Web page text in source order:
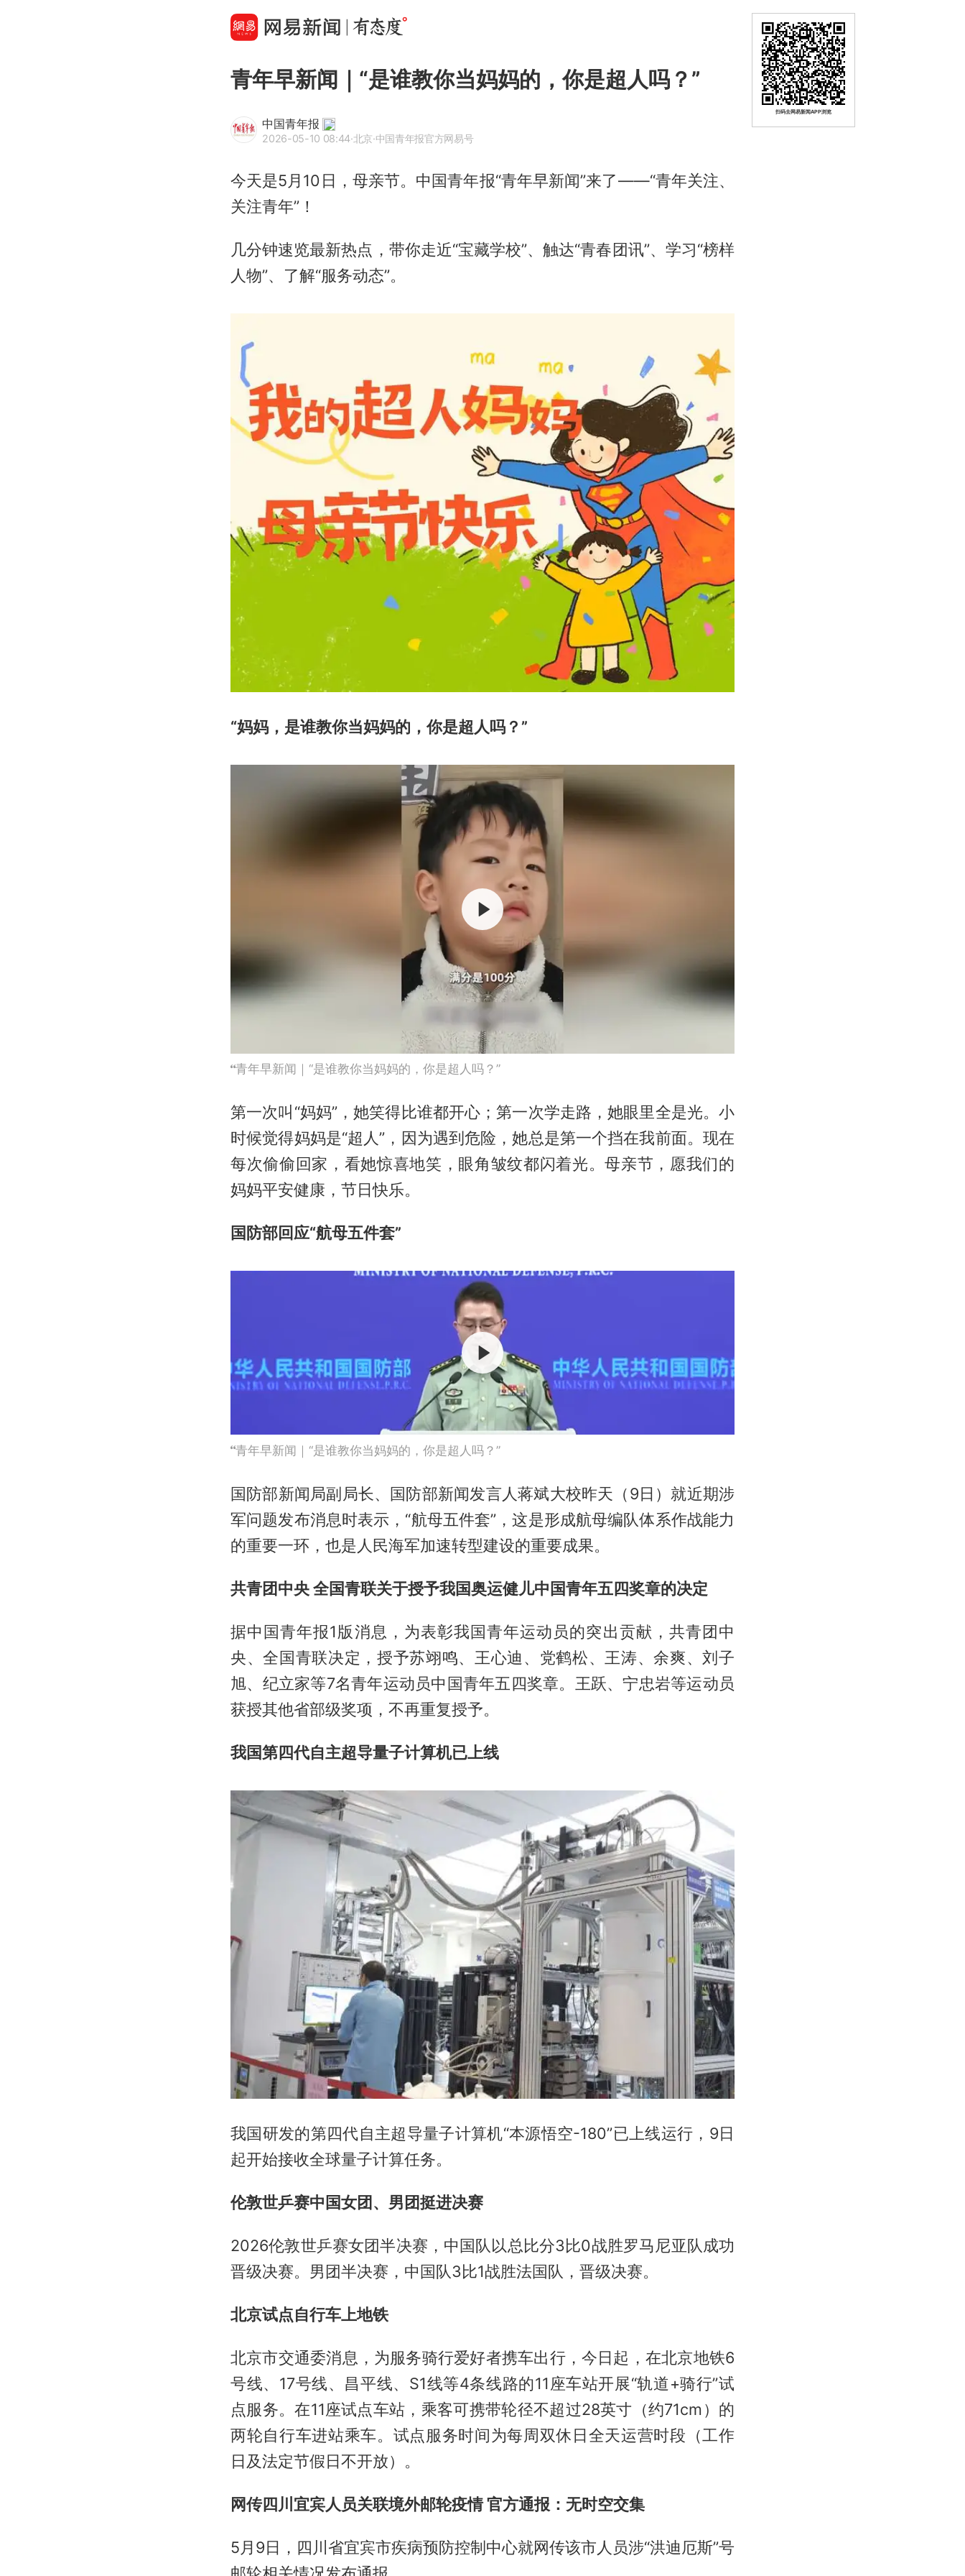
青年早新闻｜“是谁教你当妈妈的，你是超人吗？”
中国青年报
2026-05-10 08:44·北京·中国青年报官方网易号
今天是5月10日，母亲节。中国青年报“青年早新闻”来了——“青年关注、
关注青年”！
几分钟速览最新热点，带你走近“宝藏学校”、触达“青春团讯”、学习“榜样
人物”、了解“服务动态”。
“妈妈，是谁教你当妈妈的，你是超人吗？”
青年早新闻｜“是谁教你当妈妈的，你是超人吗？”
第一次叫“妈妈”，她笑得比谁都开心；第一次学走路，她眼里全是光。小
时候觉得妈妈是“超人”，因为遇到危险，她总是第一个挡在我前面。现在
每次偷偷回家，看她惊喜地笑，眼角皱纹都闪着光。母亲节，愿我们的
妈妈平安健康，节日快乐。
国防部回应“航母五件套”
青年早新闻｜“是谁教你当妈妈的，你是超人吗？”
国防部新闻局副局长、国防部新闻发言人蒋斌大校昨天（9日）就近期涉
军问题发布消息时表示，“航母五件套”，这是形成航母编队体系作战能力
的重要一环，也是人民海军加速转型建设的重要成果。
共青团中央 全国青联关于授予我国奥运健儿中国青年五四奖章的决定
据中国青年报1版消息，为表彰我国青年运动员的突出贡献，共青团中
央、全国青联决定，授予苏翊鸣、王心迪、党鹤松、王涛、余爽、刘子
旭、纪立家等7名青年运动员中国青年五四奖章。王跃、宁忠岩等运动员
获授其他省部级奖项，不再重复授予。
我国第四代自主超导量子计算机已上线
我国研发的第四代自主超导量子计算机“本源悟空-180”已上线运行，9日
起开始接收全球量子计算任务。
伦敦世乒赛中国女团、男团挺进决赛
2026伦敦世乒赛女团半决赛，中国队以总比分3比0战胜罗马尼亚队成功
晋级决赛。男团半决赛，中国队3比1战胜法国队，晋级决赛。
北京试点自行车上地铁
北京市交通委消息，为服务骑行爱好者携车出行，今日起，在北京地铁6
号线、17号线、昌平线、S1线等4条线路的11座车站开展“轨道+骑行”试
点服务。在11座试点车站，乘客可携带轮径不超过28英寸（约71cm）的
两轮自行车进站乘车。试点服务时间为每周双休日全天运营时段（工作
日及法定节假日不开放）。
网传四川宜宾人员关联境外邮轮疫情 官方通报：无时空交集
5月9日，四川省宜宾市疾病预防控制中心就网传该市人员涉“洪迪厄斯”号
扫码去网易新闻APP浏览